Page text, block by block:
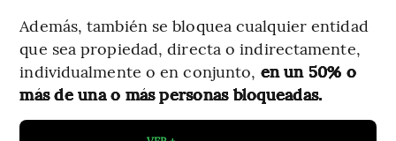
Además, también se bloquea cualquier entidad
que sea propiedad, directa o indirectamente,
individualmente o en conjunto, en un 50% o
más de una o más personas bloqueadas.